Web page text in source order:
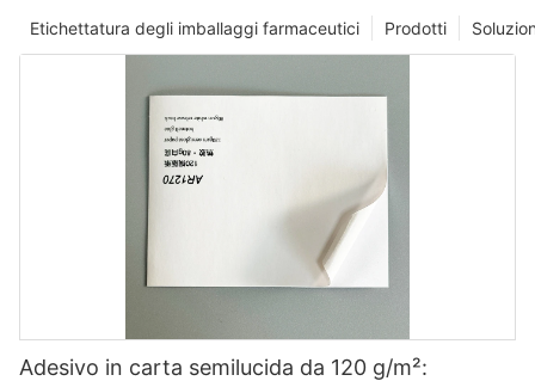
Prodotti
Etichettatura degli imballaggi farmaceutici
Adesivo in carta semilucida da 120 g/m²: